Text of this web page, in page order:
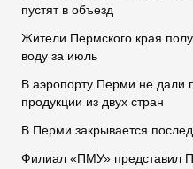
пустят в объезд
Жители Пермского края
воду за июль
В аэропорту Перми не дали
продукции из двух стран
В Перми закрывается
Филиал «ПМУ» представил